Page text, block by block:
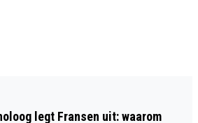
legt Fransen uit: waarom